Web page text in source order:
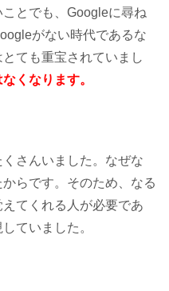
とでも、Googleに尋ね
がない時代であるな
ても重宝されていまし
くなります。
さんいました。なぜな
らです。そのため、なる
てくれる人が必要であ
ていました。